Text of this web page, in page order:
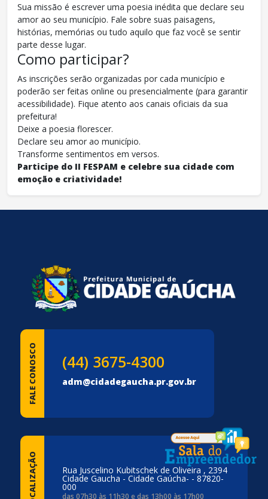
Sua missão é escrever uma poesia inédita que declare seu
amor ao seu município. Fale sobre suas paisagens,
histórias, memórias ou tudo aquilo que faz você se sentir
parte desse lugar.
Como participar?
As inscrições serão organizadas por cada município e
poderão ser feitas online ou presencialmente (para garantir
acessibilidade). Fique atento aos canais oficiais da sua
prefeitura!
Deixe a poesia florescer.
Declare seu amor ao município.
Transforme sentimentos em versos.
Participe do II FESPAM e celebre sua cidade com
emoção e criatividade!
FALE CONOSCO (44) 3675-4300
adm@cidadegaucha.pr.gov.br
LOCALIZAÇÃO Rua Juscelino Kubitschek de Oliveira , 2394
Cidade Gaucha - Cidade Gaúcha- - 87820-
000
das 07h30 às 11h30 e das 13h00 às 17h00